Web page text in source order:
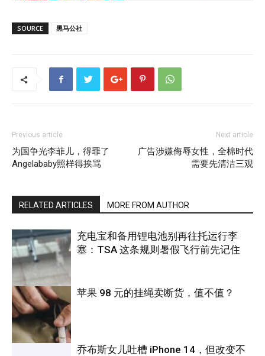
SOURCE 黑马公社
Previous article
为国争光李菲儿，得罪了
Angelababy照样得挨骂
Next article
广告涉嫌侮辱女性，全棉时代
需要先清洁三观
RELATED ARTICLES MORE FROM AUTHOR
旅游
充电宝和备用锂电池别再往托运行李
塞：TSA 这条规则暑假飞行前先记住
苹果 98 元的挂绳卖断货，值不值？
乔布斯女儿吐槽 iPhone 14，但改变不